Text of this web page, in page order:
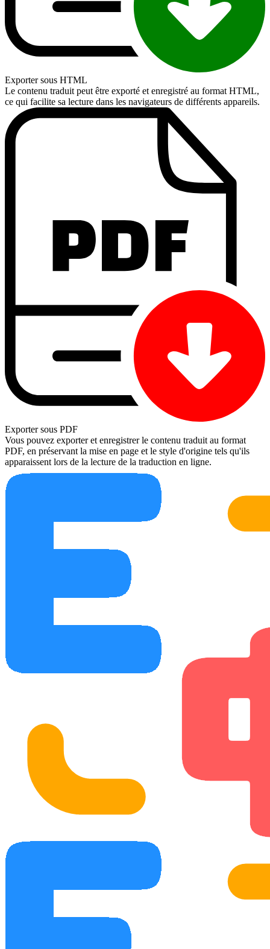
Exporter sous HTML
Le contenu traduit peut être exporté et enregistré au format HTML,
ce qui facilite sa lecture dans les navigateurs de différents appareils.
Exporter sous PDF
Vous pouvez exporter et enregistrer le contenu traduit au format
PDF, en préservant la mise en page et le style d'origine tels qu'ils
apparaissent lors de la lecture de la traduction en ligne.